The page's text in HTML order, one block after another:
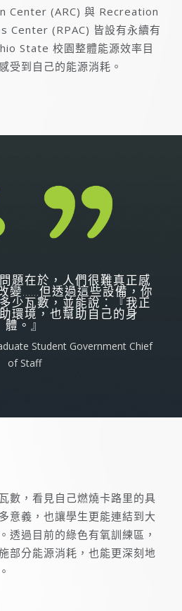
Center (ARC) 與 Recreation
Center (RPAC) 皆設有永續有
State 校園整體能源效率目
受到自己的能源消耗。
題在於，人們很難真正感
變……但透過這些設備，你
少瓦數，並能說：『我正
環境，也幫助自己的身
體。』
Student Government Chief
of Staff
數，看見自己燃燒卡路里的具
意義，也讓學生更能連結到大
透過目前的綠色有氧訓練區，
部分能源消耗，也能更深刻地